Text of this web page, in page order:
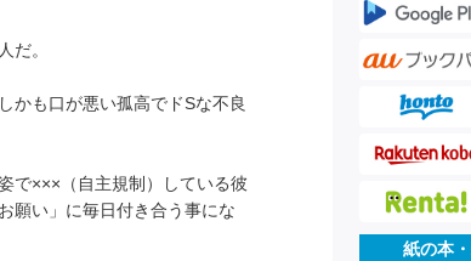
だ。
かも口が悪い孤高でドSな不良
で×××（自主規制）している彼
願い」に毎日付き合う事にな
紙の本